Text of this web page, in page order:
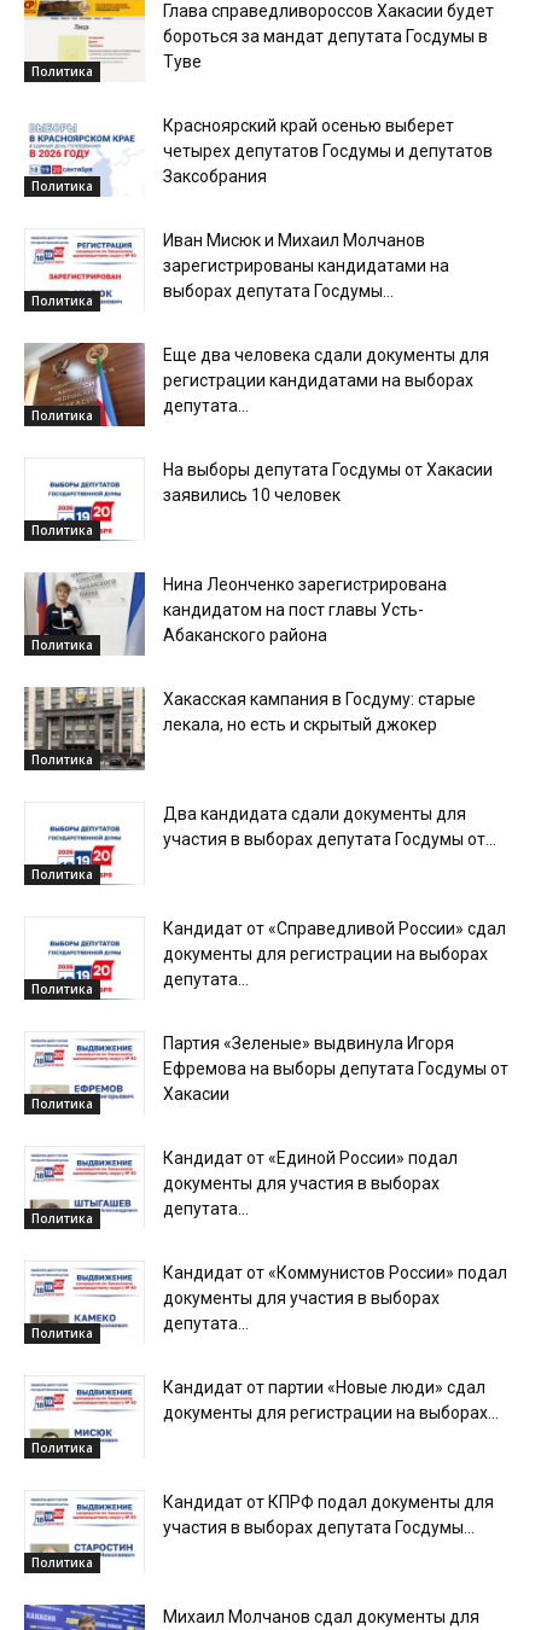
Политика
Глава справедливороссов Хакасии будет
бороться за мандат депутата Госдумы в
Туве
Политика
Красноярский край осенью выберет
четырех депутатов Госдумы и депутатов
Заксобрания
Политика
Иван Мисюк и Михаил Молчанов
зарегистрированы кандидатами на
выборах депутата Госдумы...
Политика
Еще два человека сдали документы для
регистрации кандидатами на выборах
депутата...
Политика
На выборы депутата Госдумы от Хакасии
заявились 10 человек
Политика
Нина Леонченко зарегистрирована
кандидатом на пост главы Усть-
Абаканского района
Политика
Хакасская кампания в Госдуму: старые
лекала, но есть и скрытый джокер
Политика
Два кандидата сдали документы для
участия в выборах депутата Госдумы от...
Политика
Кандидат от «Справедливой России» сдал
документы для регистрации на выборах
депутата...
Политика
Партия «Зеленые» выдвинула Игоря
Ефремова на выборы депутата Госдумы от
Хакасии
Политика
Кандидат от «Единой России» подал
документы для участия в выборах
депутата...
Политика
Кандидат от «Коммунистов России» подал
документы для участия в выборах
депутата...
Политика
Кандидат от партии «Новые люди» сдал
документы для регистрации на выборах...
Политика
Кандидат от КПРФ подал документы для
участия в выборах депутата Госдумы...
Михаил Молчанов сдал документы для